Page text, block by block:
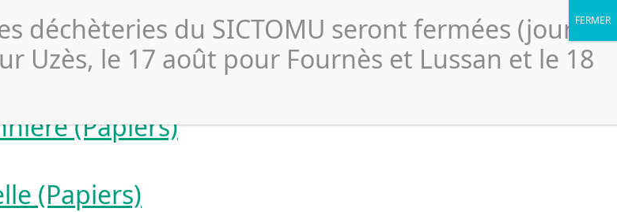
Ferrua (Papiers)
(Papiers)
(Papiers)
déchèteries du SICTOMU seront fermées (jour
Uzès, le 17 août pour Fournès et Lussan et le 18